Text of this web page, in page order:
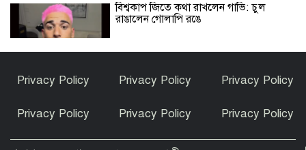
বিশ্বকাপ জিতে কথা রাখলেন গাভি: চুল
রাঙালেন গোলাপি রঙে
Privacy Policy Privacy Policy Privacy Policy
Privacy Policy Privacy Policy Privacy Policy